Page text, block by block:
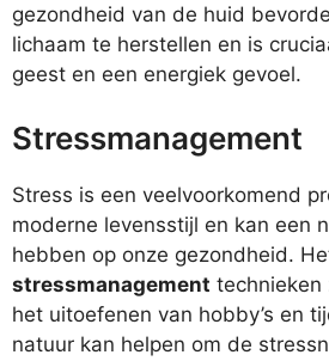
gezondheid van de huid
lichaam te herstellen en is
geest en een energiek gevoel.
Stressmanagement
Stress is een veelvoorkomend
moderne levensstijl en kan een
hebben op onze gezondheid.
stressmanagement technieken
het uitoefenen van hobby’s en
natuur kan helpen om de